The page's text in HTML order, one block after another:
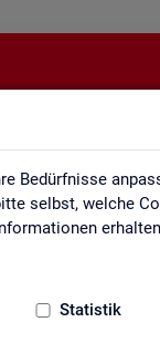
Bedürfnisse
selbst, welche
Statistik
Über uns